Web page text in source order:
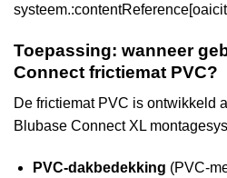
Toepassing: wanneer
Connect frictiemat PVC?
De frictiemat PVC is ontwikkeld
Blubase Connect XL
PVC-dakbedekking (PVC-